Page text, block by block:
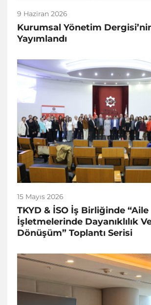
9 Haziran 2026
Kurumsal Yönetim Dergisi’nin
Yayımlandı
15 Mayıs 2026
TKYD & İSO İş Birliğinde “Aile
İşletmelerinde Dayanıklılık
Dönüşüm” Toplantı Serisi